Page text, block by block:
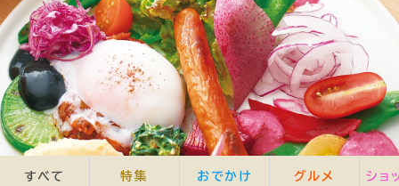
すべて 特集 おでかけ グルメ ショ